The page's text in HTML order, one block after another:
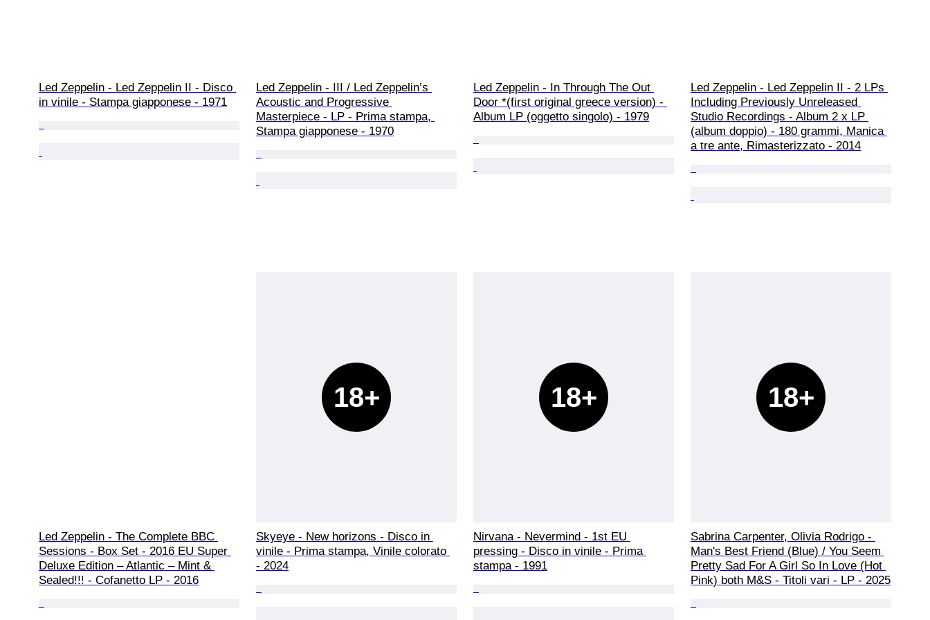
Led Zeppelin - Led Zeppelin II - Disco
in vinile - Stampa giapponese - 1971
Led Zeppelin - III / Led Zeppelin’s
Acoustic and Progressive
Masterpiece - LP - Prima stampa,
Stampa giapponese - 1970
Led Zeppelin - In Through The Out
Door *(first original greece version) -
Album LP (oggetto singolo) - 1979
Led Zeppelin - Led Zeppelin II - 2 LPs
Including Previously Unreleased
Studio Recordings - Album 2 x LP
(album doppio) - 180 grammi, Manica
a tre ante, Rimasterizzato - 2014
Led Zeppelin - The Complete BBC
Sessions - Box Set - 2016 EU Super
Deluxe Edition – Atlantic – Mint &
Sealed!!! - Cofanetto LP - 2016
18+
Skyeye - New horizons - Disco in
vinile - Prima stampa, Vinile colorato
- 2024
18+
Nirvana - Nevermind - 1st EU
pressing - Disco in vinile - Prima
stampa - 1991
18+
Sabrina Carpenter, Olivia Rodrigo -
Man's Best Friend (Blue) / You Seem
Pretty Sad For A Girl So In Love (Hot
Pink) both M&S - Titoli vari - LP - 2025